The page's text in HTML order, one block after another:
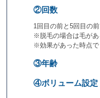
②回数
1回目の前と5回目の前
※脱毛の場合は毛があ
※効果があった時点
③年齢
④ボリューム設定